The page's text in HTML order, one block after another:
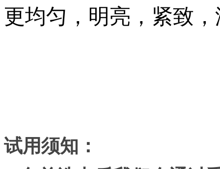
更均匀，明亮，紧致
试用须知：